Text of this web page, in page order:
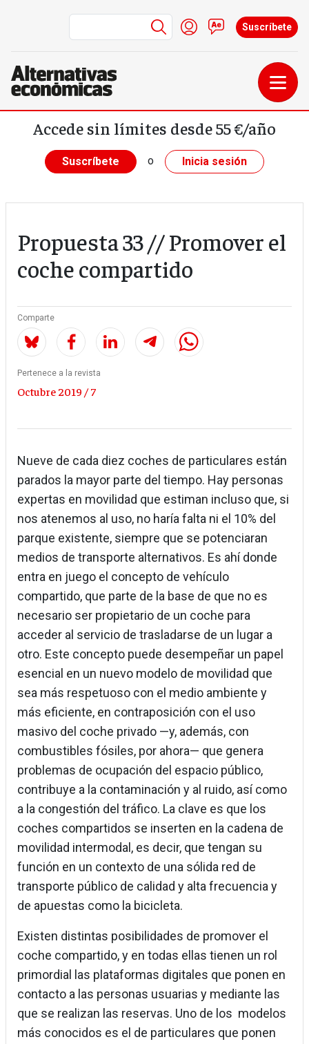
Pasar al contenido principal
Menú de cuenta de
Iniciar sesión
Contacto
Suscríbete
Accede sin límites desde 55 €/año
Suscríbete o Inicia sesión
Propuesta 33 // Promover el
coche compartido
Comparte
Pertenece a la revista
Octubre 2019 / 7
Nueve de cada diez coches de particulares están
parados la mayor parte del tiempo. Hay personas
expertas en movilidad que estiman incluso que, si
nos atenemos al uso, no haría falta ni el 10% del
parque existente, siempre que se potenciaran
medios de transporte alternativos. Es ahí donde
entra en juego el concepto de vehículo
compartido, que parte de la base de que no es
necesario ser propietario de un coche para
acceder al servicio de trasladarse de un lugar a
otro. Este concepto puede desempeñar un papel
esencial en un nuevo modelo de movilidad que
sea más respetuoso con el medio ambiente y
más eficiente, en contraposición con el uso
masivo del coche privado —y, además, con
combustibles fósiles, por ahora— que genera
problemas de ocupación del espacio público,
contribuye a la contaminación y al ruido, así como
a la congestión del tráfico. La clave es que los
coches compartidos se inserten en la cadena de
movilidad intermodal, es decir, que tengan su
función en un contexto de una sólida red de
transporte público de calidad y alta frecuencia y
de apuestas como la bicicleta.
Existen distintas posibilidades de promover el
coche compartido, y en todas ellas tienen un rol
primordial las plataformas digitales que ponen en
contacto a las personas usuarias y mediante las
que se realizan las reservas. Uno de los modelos
más conocidos es el de particulares que ponen